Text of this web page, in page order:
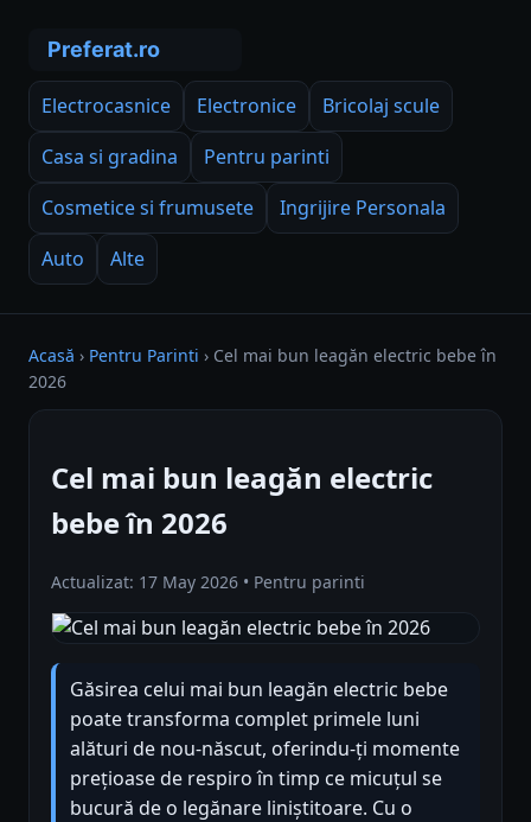
Electrocasnice Electronice
Bricolaj scule
Casa si gradina
Pentru parinti
Cosmetice si frumusete
Ingrijire Personala
Auto
Alte
Acasă › Pentru Parinti › Cel mai bun leagăn electric bebe în
2026
Cel mai bun leagăn electric
bebe în 2026
Actualizat: 17 May 2026 • Pentru parinti
Găsirea celui mai bun leagăn electric bebe
poate transforma complet primele luni
alături de nou-născut, oferindu-ți momente
prețioase de respiro în timp ce micuțul se
bucură de o legănare liniștitoare. Cu o